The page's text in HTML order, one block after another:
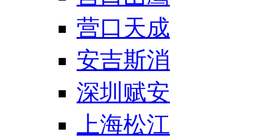
营口天成
安吉斯消
深圳赋安
上海松江